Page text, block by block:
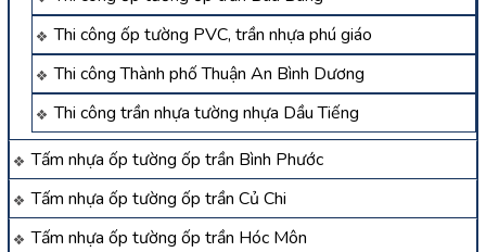
Thi công ốp tường PVC, trần nhựa phú giáo
Thi công Thành phố Thuận An Bình Dương
Thi công trần nhựa tường nhựa Dầu Tiếng
Tấm nhựa ốp tường ốp trần Bình Phước
Tấm nhựa ốp tường ốp trần Củ Chi
Tấm nhựa ốp tường ốp trần Hóc Môn